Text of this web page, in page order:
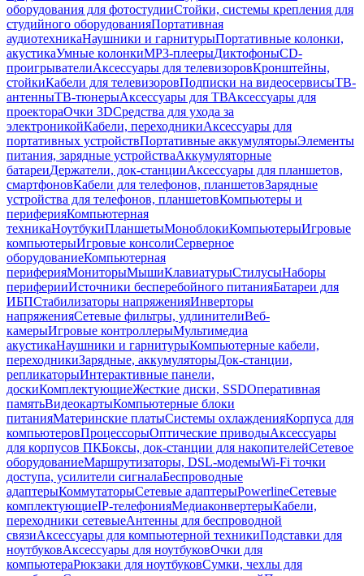
оборудования для фотостудииСтойки, системы крепления для
студийного оборудованияПортативная
аудиотехникаНаушники и гарнитурыПортативные колонки,
акустикаУмные колонкиMP3-плеерыДиктофоныCD-
проигрывателиАксессуары для телевизоровКронштейны,
стойкиКабели для телевизоровПодписки на видеосервисыТВ-
антенныТВ-тюнерыАксессуары для ТВАксессуары для
проектораОчки 3DСредства для ухода за
электроникойКабели, переходникиАксессуары для
портативных устройствПортативные аккумуляторыЭлементы
питания, зарядные устройстваАккумуляторные
батареиДержатели, док-станцииАксессуары для планшетов,
смартфоновКабели для телефонов, планшетовЗарядные
устройства для телефонов, планшетовКомпьютеры и
периферияКомпьютерная
техникаНоутбукиПланшетыМоноблокиКомпьютерыИгровые
компьютерыИгровые консолиСерверное
оборудованиеКомпьютерная
периферияМониторыМышиКлавиатурыСтилусыНаборы
периферииИсточники бесперебойного питанияБатареи для
ИБПСтабилизаторы напряженияИнверторы
напряженияСетевые фильтры, удлинителиВеб-
камерыИгровые контроллерыМультимедиа
акустикаНаушники и гарнитурыКомпьютерные кабели,
переходникиЗарядные, аккумуляторыДок-станции,
репликаторыИнтерактивные панели,
доскиКомплектующиеЖесткие диски, SSDОперативная
памятьВидеокартыКомпьютерные блоки
питанияМатеринские платыСистемы охлажденияКорпуса для
компьютеровПроцессорыОптические приводыАксессуары
для корпусов ПКБоксы, док-станции для накопителейСетевое
оборудованиеМаршрутизаторы, DSL-модемыWi-Fi точки
доступа, усилители сигналаБеспроводные
адаптерыКоммутаторыСетевые адаптерыPowerlineСетевые
комплектующиеIP-телефонияМедиаконвертерыКабели,
переходники сетевыеАнтенны для беспроводной
связиАксессуары для компьютерной техникиПодставки для
ноутбуковАксессуары для ноутбуковОчки для
компьютераРюкзаки для ноутбуковСумки, чехлы для